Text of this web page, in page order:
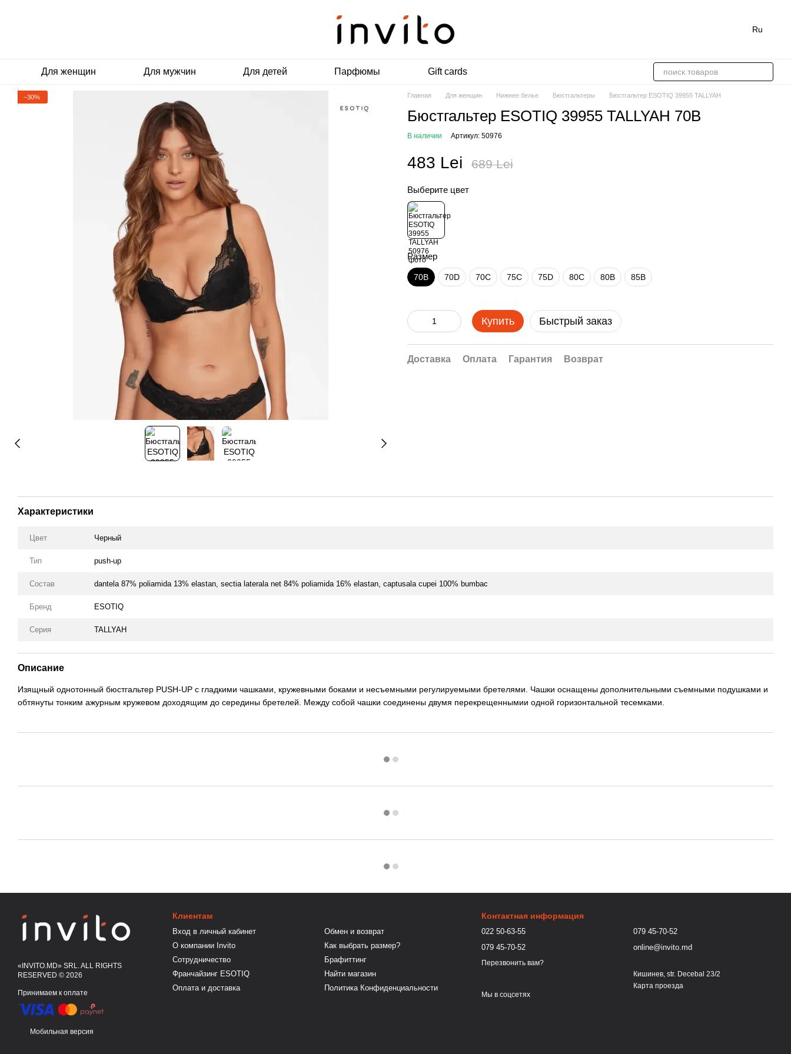
Ru
Для женщин Для мужчин Для детей Парфюмы Gift cards
−30% Главная Для женщин Нижнее белье Бюстгальтеры Бюстгальтер ESOTIQ 39955 TALLYAH
Бюстгальтер ESOTIQ 39955 TALLYAH 70B
В наличии Артикул: 50976
483 Lei 689 Lei
Выберите цвет
Размер
70B 70D 70C 75C 75D 80C 80B 85B
Купить Быстрый заказ
Доставка Оплата Гарантия Возврат
Характеристики
Цвет Черный
Тип push-up
Состав dantela 87% poliamida 13% elastan, sectia laterala net 84% poliamida 16% elastan, captusala cupei 100% bumbac
Бренд ESOTIQ
Серия TALLYAH
Описание
Изящный однотонный бюстгальтер PUSH-UP с гладкими чашками, кружевными боками и несъемными регулируемыми бретелями. Чашки оснащены дополнительными съемными подушками и
обтянуты тонким ажурным кружевом доходящим до середины бретелей. Между собой чашки соединены двумя перекрещеннымии одной горизонтальной тесемками.
«INVITO.MD» SRL. ALL RIGHTS
RESERVED © 2026
Принимаем к оплате
Мобильная версия
Клиентам
Вход в личный кабинет
О компании Invito
Сотрудничество
Франчайзинг ESOTIQ
Оплата и доставка
Обмен и возврат
Как выбрать размер?
Брафиттинг
Найти магазин
Политика Конфиденциальности
Контактная информация
022 50-63-55
079 45-70-52
Перезвонить вам?
079 45-70-52
online@invito.md
Кишинев, str. Decebal 23/2
Карта проезда
Мы в соцсетях